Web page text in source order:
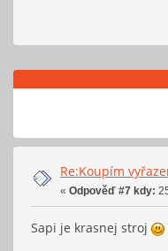
Re:Koupím
« Odpověď #7 kdy:
Sapi je krasnej stroj